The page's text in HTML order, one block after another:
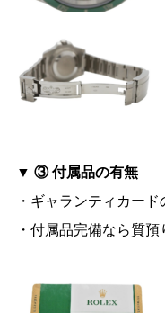
▼ ③ 付属品の有無
・ギャランティカー
・付属品完備なら質